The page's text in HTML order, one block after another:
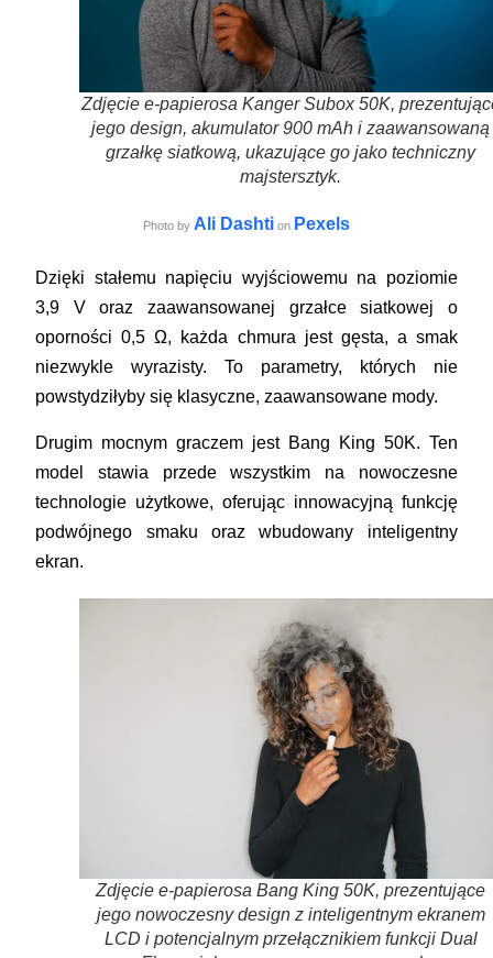
Zdjęcie e-papierosa Kanger Subox 50K,
jego design, akumulator 900 mAh i zaawansowaną
grzałkę siatkową, ukazujące go jako techniczny
majstersztyk.
Photo by Ali Dashti on Pexels
Dzięki stałemu napięciu wyjściowemu na poziomie
3,9 V oraz zaawansowanej grzałce siatkowej o
oporności 0,5 Ω, każda chmura jest gęsta, a smak
niezwykle wyrazisty. To parametry, których nie
powstydziłyby się klasyczne, zaawansowane mody.
Drugim mocnym graczem jest Bang King 50K. Ten
model stawia przede wszystkim na nowoczesne
technologie użytkowe, oferując innowacyjną funkcję
podwójnego smaku oraz wbudowany inteligentny
ekran.
Zdjęcie e-papierosa Bang King 50K, prezentujące
jego nowoczesny design z inteligentnym ekranem
LCD i potencjalnym przełącznikiem funkcji Dual